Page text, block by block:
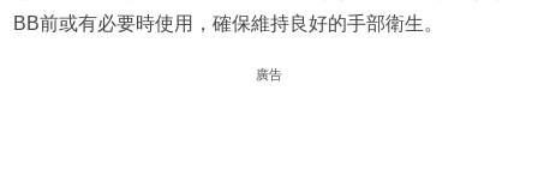
BB前或有必要時使用，確保維持良好的手部衛生。
廣告